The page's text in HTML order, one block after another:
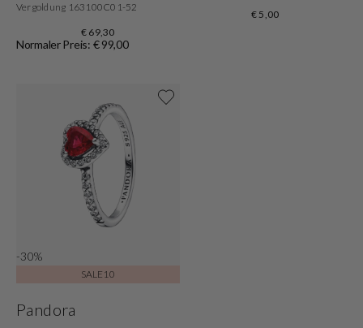
Vergoldung 163100C01-52
€ 69,30
Normaler Preis: € 99,00
€ 5,00
-30%
SALE10
Pandora